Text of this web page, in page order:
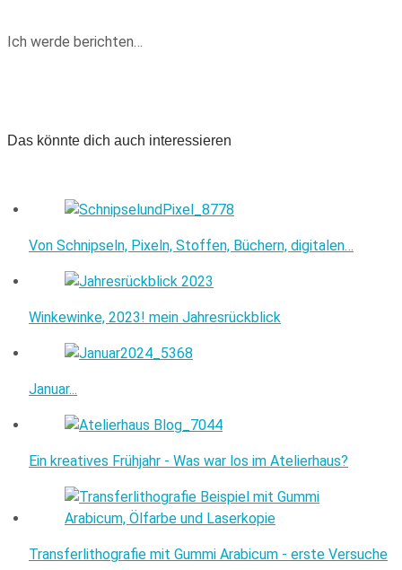
Ich werde berichten…
Das könnte dich auch interessieren
Von Schnipseln, Pixeln, Stoffen, Büchern, digitalen…
Winkewinke, 2023! mein Jahresrückblick
Januar...
Ein kreatives Frühjahr - Was war los im Atelierhaus?
Transferlithografie mit Gummi Arabicum - erste Versuche